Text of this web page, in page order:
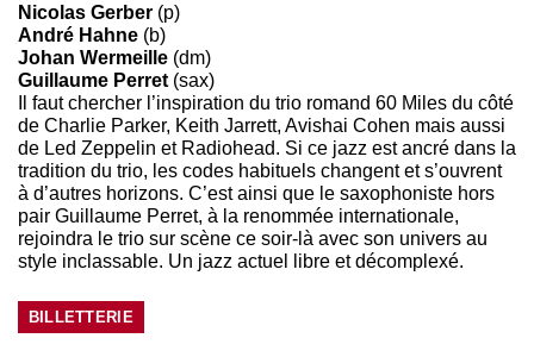
Nicolas Gerber (p)
André Hahne (b)
Johan Wermeille (dm)
Guillaume Perret (sax)
Il faut chercher l’inspiration du trio romand 60 Miles du côté
de Charlie Parker, Keith Jarrett, Avishai Cohen mais aussi
de Led Zeppelin et Radiohead. Si ce jazz est ancré dans la
tradition du trio, les codes habituels changent et s’ouvrent
à d’autres horizons. C’est ainsi que le saxophoniste hors
pair Guillaume Perret, à la renommée internationale,
rejoindra le trio sur scène ce soir-là avec son univers au
style inclassable. Un jazz actuel libre et décomplexé.
BILLETTERIE